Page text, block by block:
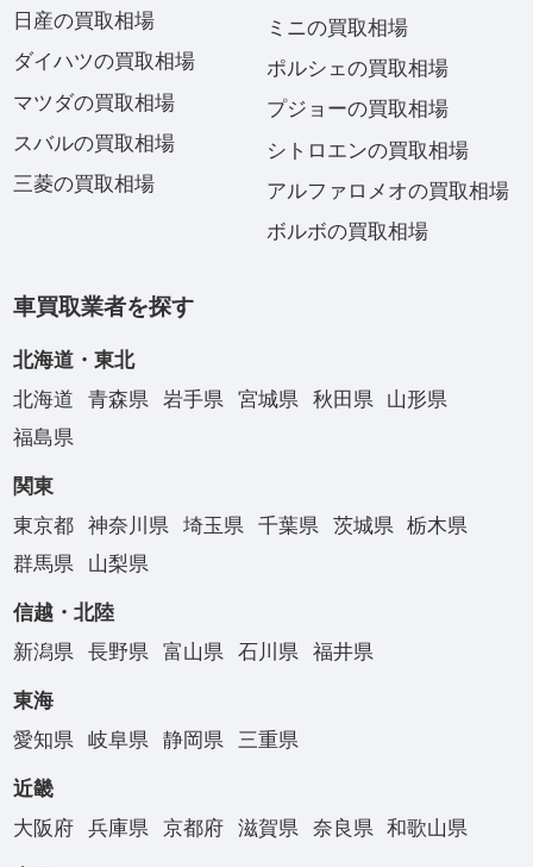
日産の買取相場
ダイハツの買取相場
マツダの買取相場
スバルの買取相場
三菱の買取相場
ミニの買取相場
ポルシェの買取相場
プジョーの買取相場
シトロエンの買取相場
アルファロメオの買取相場
ボルボの買取相場
車買取業者を探す
北海道・東北
北海道
青森県 岩手県 宮城県 秋田県
山形県
福島県
関東
東京都
神奈川県 埼玉県 千葉県 茨城県
栃木県
群馬県
山梨県
信越・北陸
新潟県
長野県 富山県 石川県 福井県
東海
愛知県
岐阜県 静岡県 三重県
近畿
大阪府
兵庫県 京都府 滋賀県 奈良県 和歌山県